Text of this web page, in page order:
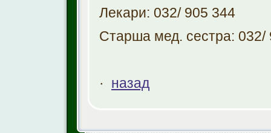
Лекари: 032/ 905 344
Старша мед. сестра: 032/
· назад